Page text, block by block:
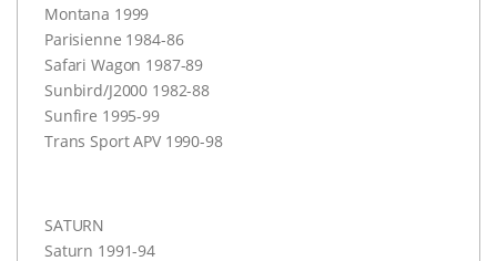
Montana 1999
Parisienne 1984-86
Safari Wagon 1987-89
Sunbird/J2000 1982-88
Sunfire 1995-99
Trans SportAPV1990-98
SATURN
Saturn 1991-94